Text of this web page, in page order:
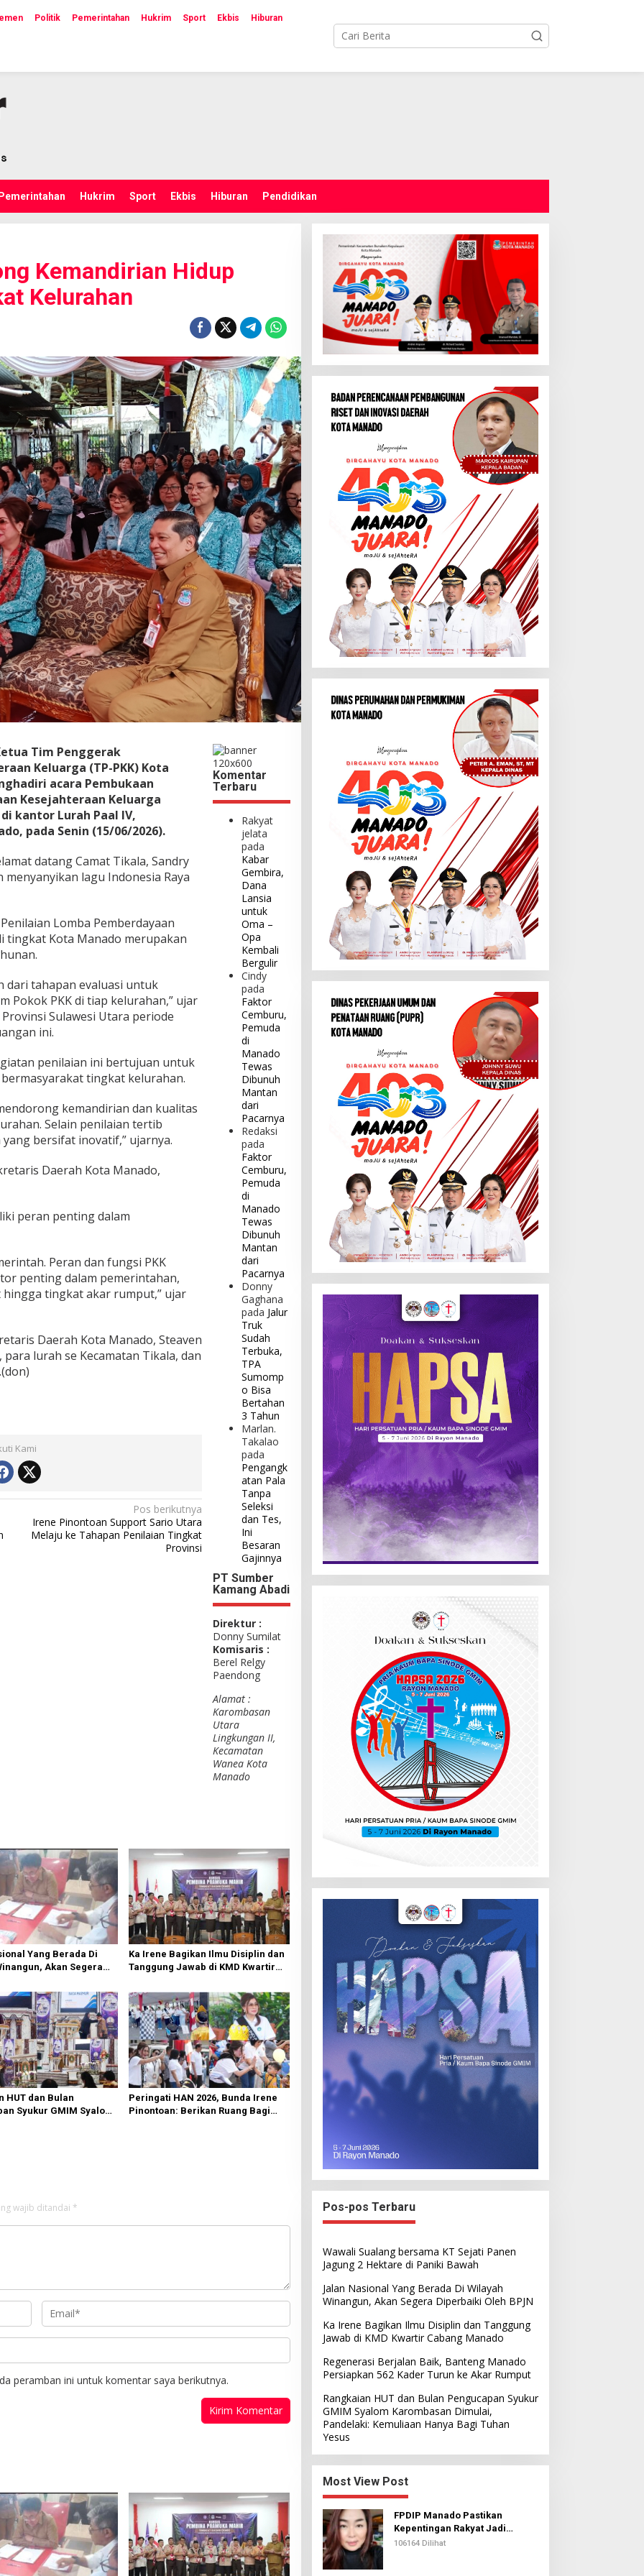
Politik Pemerintahan Hukrim Sport Ekbis Hiburan
Pemerintahan Hukrim Sport Ekbis Hiburan Pendidikan
Kemandirian Hidup
Kelurahan
Tim Penggerak
Keluarga (TP-PKK) Kota
acara Pembukaan
Kesejahteraan Keluarga
kantor Lurah Paal IV,
pada Senin (15/06/2026).
datang Camat Tikala, Sandry
lagu Indonesia Raya
Lomba Pemberdayaan
tingkat Kota Manado merupakan
dari tahapan evaluasi untuk
Pokok PKK di tiap kelurahan,” ujar
Sulawesi Utara periode
ini.
penilaian ini bertujuan untuk
tingkat kelurahan.
kemandirian dan kualitas
Selain penilaian tertib
bersifat inovatif,” ujarnya.
Daerah Kota Manado,
peran penting dalam
Peran dan fungsi PKK
penting dalam pemerintahan,
tingkat akar rumput,” ujar
Daerah Kota Manado, Steaven
para lurah se Kecamatan Tikala, dan
Kami
Pos berikutnya
Irene Pinontoan Support Sario Utara
Melaju ke Tahapan Penilaian Tingkat
Provinsi
Komentar
Terbaru
Rakyat
jelata
pada
Kabar
Gembira,
Dana
Lansia
untuk
Oma –
Opa
Kembali
Bergulir
Cindy
pada
Faktor
Cemburu,
Pemuda
di
Manado
Tewas
Dibunuh
Mantan
dari
Pacarnya
Redaksi
pada
Faktor
Cemburu,
Pemuda
di
Manado
Tewas
Dibunuh
Mantan
dari
Pacarnya
Donny
Gaghana
pada Jalur
Truk
Sudah
Terbuka,
TPA
Sumomp
o Bisa
Bertahan
3 Tahun
Marlan.
Takalao
pada
Pengangk
atan Pala
Tanpa
Seleksi
dan Tes,
Ini
Besaran
Gajinnya
PT Sumber
Kamang Abadi
Direktur :
Donny Sumilat
Komisaris :
Berel Relgy
Paendong
Alamat :
Karombasan
Utara
Lingkungan II,
Kecamatan
Wanea Kota
Manado
Yang Berada Di
Akan Segera
Ka Irene Bagikan Ilmu Disiplin dan
Tanggung Jawab di KMD Kwartir
HUT dan Bulan
Syukur GMIM Syalom
Peringati HAN 2026, Bunda Irene
Pinontoan: Berikan Ruang Bagi
wajib ditandai *
peramban ini untuk komentar saya berikutnya.
Pos-pos Terbaru
Wawali Sualang bersama KT Sejati Panen
Jagung 2 Hektare di Paniki Bawah
Jalan Nasional Yang Berada Di Wilayah
Winangun, Akan Segera Diperbaiki Oleh BPJN
Ka Irene Bagikan Ilmu Disiplin dan Tanggung
Jawab di KMD Kwartir Cabang Manado
Regenerasi Berjalan Baik, Banteng Manado
Persiapkan 562 Kader Turun ke Akar Rumput
Rangkaian HUT dan Bulan Pengucapan Syukur
GMIM Syalom Karombasan Dimulai,
Pandelaki: Kemuliaan Hanya Bagi Tuhan
Yesus
Most View Post
FPDIP Manado Pastikan
Kepentingan Rakyat Jadi
Prioritas Dalam Perjuangan
106164 Dilihat